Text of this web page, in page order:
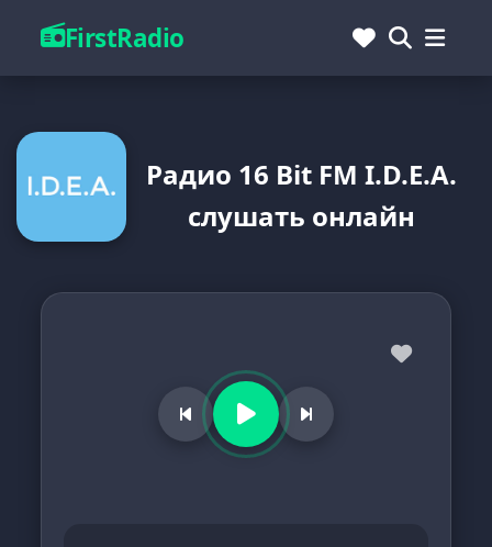
FirstRadio
Радио 16 Bit FM I.D.E.A.
слушать онлайн